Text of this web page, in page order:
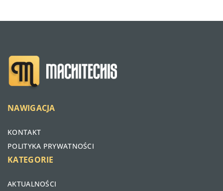
NAWIGACJA
KONTAKT
POLITYKA PRYWATNOŚCI
KATEGORIE
AKTUALNOŚCI